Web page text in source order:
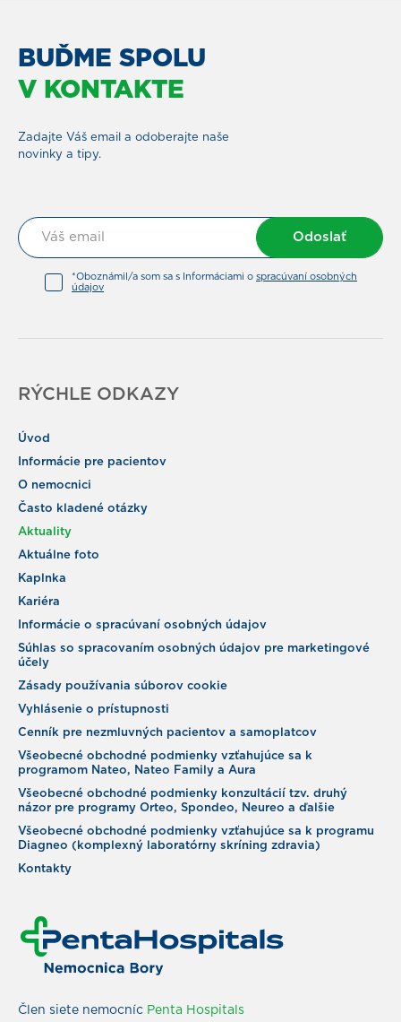
BUĎME SPOLU
V KONTAKTE
Zadajte Váš email a odoberajte naše
novinky a tipy.
Odoslať
*Oboznámil/a som sa s Informáciami o spracúvaní osobných
údajov
RÝCHLE ODKAZY
Úvod
Informácie pre pacientov
O nemocnici
Často kladené otázky
Aktuality
Aktuálne foto
Kaplnka
Kariéra
Informácie o spracúvaní osobných údajov
Súhlas so spracovaním osobných údajov pre marketingové
účely
Zásady používania súborov cookie
Vyhlásenie o prístupnosti
Cenník pre nezmluvných pacientov a samoplatcov
Všeobecné obchodné podmienky vzťahujúce sa k
programom Nateo, Nateo Family a Aura
Všeobecné obchodné podmienky konzultácií tzv. druhý
názor pre programy Orteo, Spondeo, Neureo a ďalšie
Všeobecné obchodné podmienky vzťahujúce sa k programu
Diagneo (komplexný laboratórny skríning zdravia)
Kontakty
Člen siete nemocníc Penta Hospitals